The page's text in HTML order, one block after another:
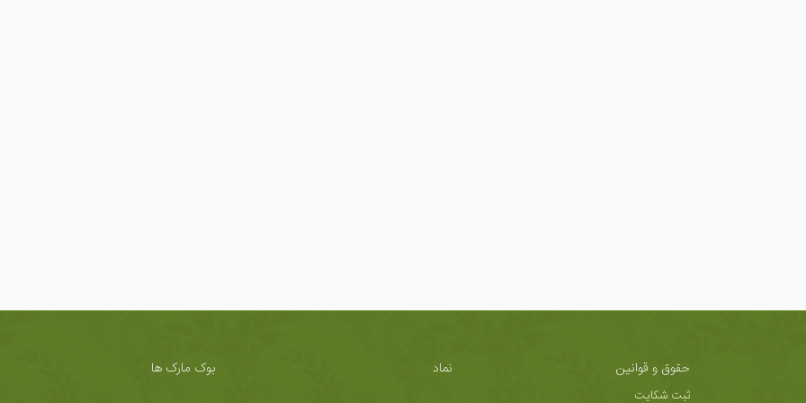
حقوق و قوانین
ثبت شکایت
نماد بوک مارک ها